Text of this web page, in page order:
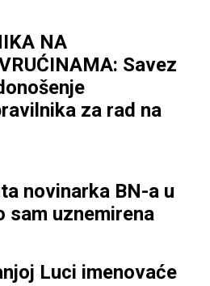
NA
Savez
za rad na
novinarka BN-a u
sam uznemirena
Luci imenovaće